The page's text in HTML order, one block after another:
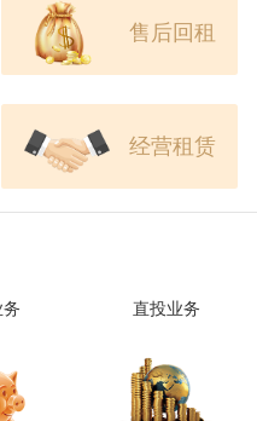
售后回租
经营租赁
直投业务